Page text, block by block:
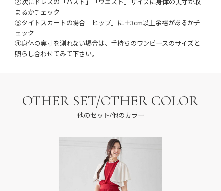
まるかチェック
③タイトスカートの場合「ヒップ」に＋3cm以上余裕があるかチ
ェック
④身体の実寸を測れない場合は、手持ちのワンピースのサイズと
照らし合わせてみて下さい。
OTHER SET/OTHER COLOR
他のセット/他のカラー